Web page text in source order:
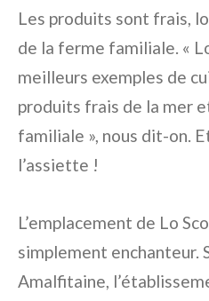
Les produits sont frais,
de la ferme familiale. «
meilleurs exemples de
produits frais de la mer
familiale », nous dit-on.
l’assiette !
L’emplacement de Lo
simplement enchanteur.
Amalfitaine,